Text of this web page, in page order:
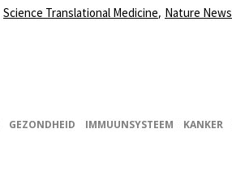
Science Translational Medicine, Nature News
GEZONDHEID IMMUUNSYSTEEM KANKER